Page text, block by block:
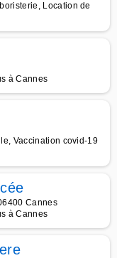
Location de
à Cannes
Vaccination covid-19
Cannes
à Cannes